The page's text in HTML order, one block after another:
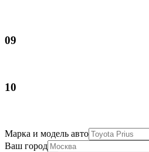
09
10
Марка и модель авто
Ваш город